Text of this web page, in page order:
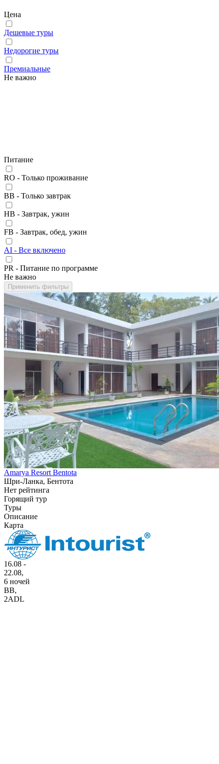
Цена
Дешевые туры
Недорогие туры
Премиальные
Не важно
Питание
RO - Только проживание
BB - Только завтрак
HB - Завтрак, ужин
FB - Завтрак, обед, ужин
AI - Все включено
PR - Питание по программе
Не важно
Применить фильтры
Amarya Resort Bentota
Шри-Ланка, Бентота
Нет рейтинга
Горящий тур
Туры
Описание
Карта
16.08 -
22.08,
6 ночей
BB,
2ADL